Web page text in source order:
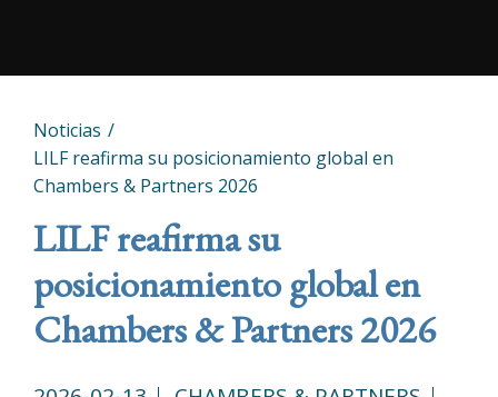
Noticias
LILF reafirma su posicionamiento global en
Chambers & Partners 2026
LILF reafirma su
posicionamiento global en
Chambers & Partners 2026